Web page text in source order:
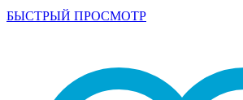
БЫСТРЫЙ ПРОСМОТР